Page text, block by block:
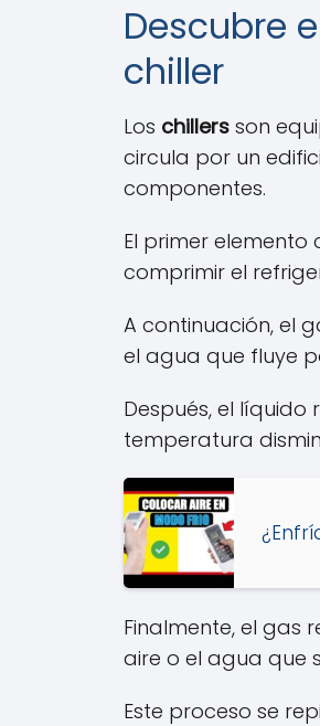
Descubre
chiller
Los chillers son
circula por un
componentes.
El primer elemento
comprimir el
A continuación, el
el agua que fluye
Después, el
temperatura
Finalmente, el gas
aire o el agua que
Este proceso se